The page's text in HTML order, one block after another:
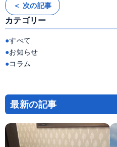
投
稿
ナ
ビ
ゲ
ー
シ
ョ
ン
＜ 次の記事
カテゴリー
すべて
お知らせ
コラム
最新の記事